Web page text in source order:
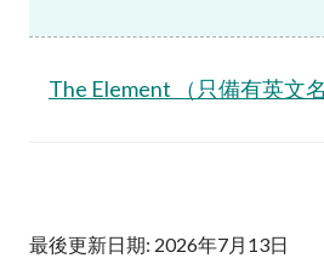
The Element （只備有英文名
最後更新日期: 2026年7月13日